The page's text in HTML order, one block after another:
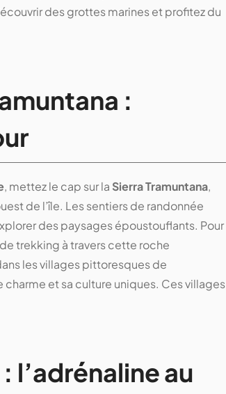
des grottes marines et profitez du
:
, mettez le cap sur la Sierra Tramuntana,
de l’île. Les sentiers de randonnée
des paysages époustouflants. Pour
trekking à travers cette roche
les villages pittoresques de
charme et sa culture uniques. Ces villages
l’adrénaline au